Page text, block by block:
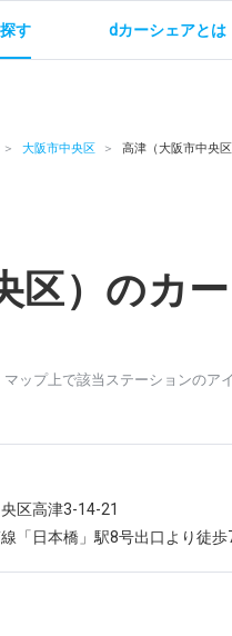
す dカーシェアとは
大阪市中央区 高津（大阪市中央
区）のカ
ップ上で該当ステーションのア
区高津3-14-21
「日本橋」駅8号出口より徒歩
せ